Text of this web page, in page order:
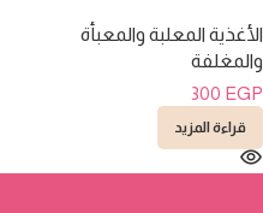
الأغذية المعلبة والمعبأة
والمغلفة
300 EGP
قراءة المزيد